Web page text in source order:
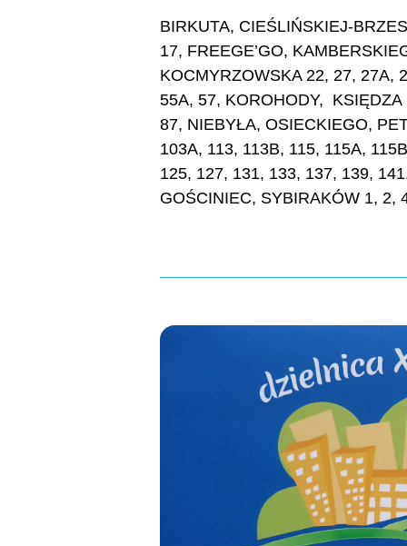
BIRKUTA, CIEŚLIŃSKIEJ-
17, FREEGE’GO,
KOCMYRZOWSKA 22, 27, 27A,
55A, 57, KOROHODY,
87, NIEBYŁA, OSIECKIEGO,
103A, 113, 113B, 115, 115A,
125, 127, 131, 133, 137,
GOŚCINIEC, SYBIRAKÓW 1, 2,